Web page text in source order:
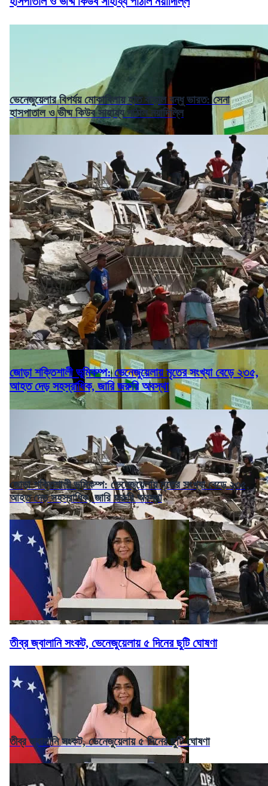
ভেনেজুয়েলার বিপর্যয় মোকাবিলায় হাত বাড়াল বন্ধু ভারত: সেনা
হাসপাতাল ও ভীষ্ম কিউব সাহায্য পাঠাল নয়াদিল্লি
জোড়া শক্তিশালী ভূমিকম্প: ভেনেজুয়েলায় মৃতের সংখ্যা বেড়ে ২৩৫,
আহত দেড় সহস্রাধিক, জারি জরুরি অবস্থা
জোড়া শক্তিশালী ভূমিকম্প: ভেনেজুয়েলায় মৃতের সংখ্যা বেড়ে ২৩৫,
আহত দেড় সহস্রাধিক, জারি জরুরি অবস্থা
তীব্র জ্বালানি সংকট, ভেনেজুয়েলায় ৫ দিনের ছুটি ঘোষণা
তীব্র জ্বালানি সংকট, ভেনেজুয়েলায় ৫ দিনের ছুটি ঘোষণা